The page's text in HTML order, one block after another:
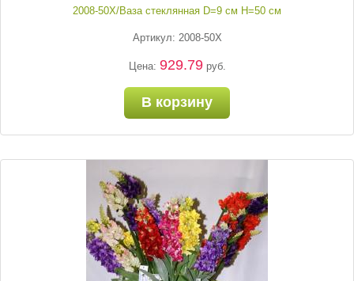
2008-50Х/Ваза стеклянная D=9 см H=50 см
Артикул: 2008-50Х
Цена: 929.79руб.
В корзину